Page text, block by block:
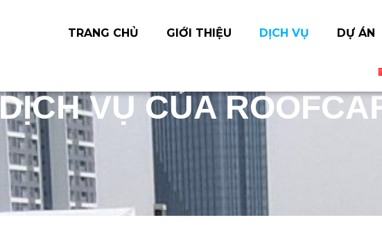
TRANG CHỦ GIỚI THIỆU DỊCH VỤ DỰ ÁN
DỊCH VỤ CỦA